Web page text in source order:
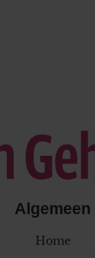
Algemeen
Home